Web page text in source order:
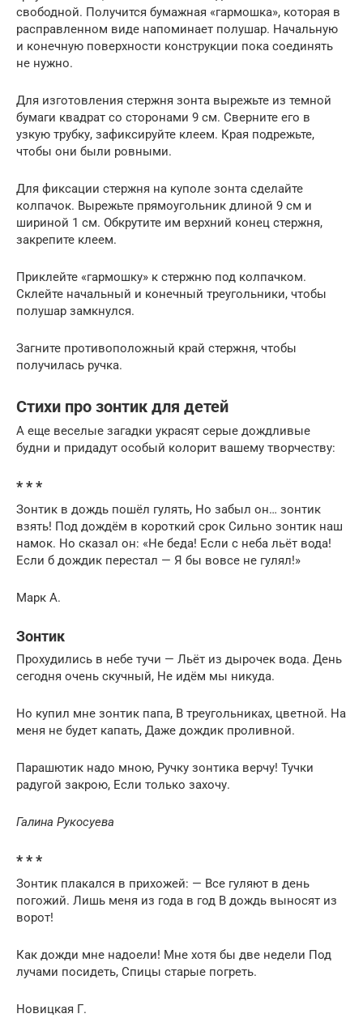
свободной. Получится бумажная «гармошка», которая в
расправленном виде напоминает полушар. Начальную
и конечную поверхности конструкции пока соединять
не нужно.
Для изготовления стержня зонта вырежьте из темной
бумаги квадрат со сторонами 9 см. Сверните его в
узкую трубку, зафиксируйте клеем. Края подрежьте,
чтобы они были ровными.
Для фиксации стержня на куполе зонта сделайте
колпачок. Вырежьте прямоугольник длиной 9 см и
шириной 1 см. Обкрутите им верхний конец стержня,
закрепите клеем.
Приклейте «гармошку» к стержню под колпачком.
Склейте начальный и конечный треугольники, чтобы
полушар замкнулся.
Загните противоположный край стержня, чтобы
получилась ручка.
Стихи про зонтик для детей
А еще веселые загадки украсят серые дождливые
будни и придадут особый колорит вашему творчеству:
* * *
Зонтик в дождь пошёл гулять, Но забыл он… зонтик
взять! Под дождём в короткий срок Сильно зонтик наш
намок. Но сказал он: «Не беда! Если с неба льёт вода!
Если б дождик перестал — Я бы вовсе не гулял!»
Марк А.
Зонтик
Прохудились в небе тучи — Льёт из дырочек вода. День
сегодня очень скучный, Не идём мы никуда.
Но купил мне зонтик папа, В треугольниках, цветной. На
меня не будет капать, Даже дождик проливной.
Парашютик надо мною, Ручку зонтика верчу! Тучки
радугой закрою, Если только захочу.
Галина Рукосуева
* * *
Зонтик плакался в прихожей: — Все гуляют в день
погожий. Лишь меня из года в год В дождь выносят из
ворот!
Как дожди мне надоели! Мне хотя бы две недели Под
лучами посидеть, Спицы старые погреть.
Новицкая Г.